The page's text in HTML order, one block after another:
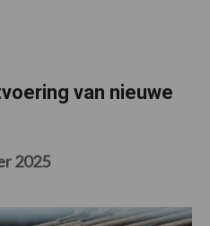
van nieuwe
2025